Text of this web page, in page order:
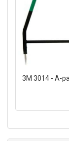
3M 3014 - А-